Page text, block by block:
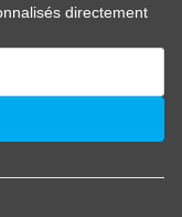
directement